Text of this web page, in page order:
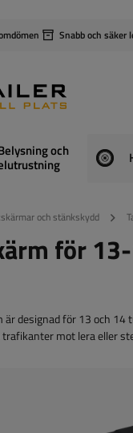
Snabb och säker
och
och stänkskydd
för
designad för 13 och
mot lera eller